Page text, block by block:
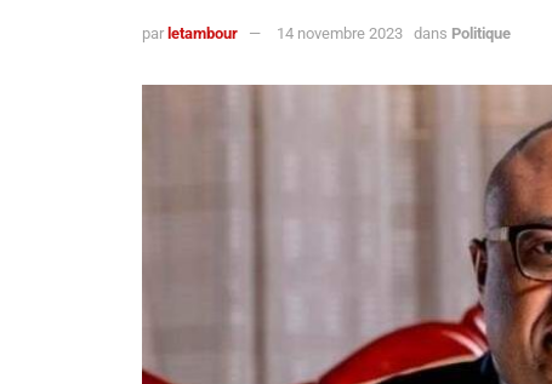
par letambour 14 novembre 2023 dans Politique